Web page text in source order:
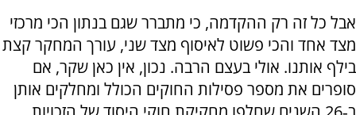
אבל כל זה רק ההקדמה, כי מתברר שגם בנתון הכי מרכזי
מצד אחד והכי פשוט לאיסוף מצד שני, עורך המחקר קצת
בילף אותנו. אולי בעצם הרבה. נכון, אין כאן שקר, אם
סופרים את מספר פסילות החוקים הכולל ומחלקים אותן